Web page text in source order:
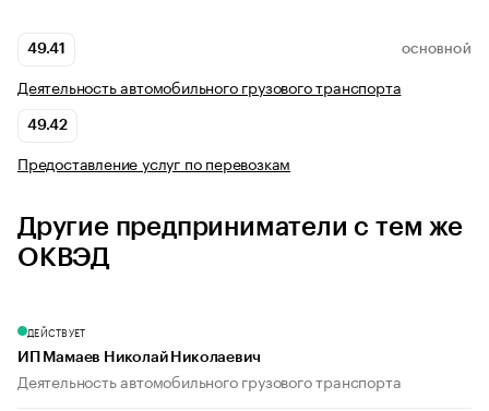
49.41 ОСНОВНОЙ
Деятельность автомобильного грузового транспорта
49.42
Предоставление услуг по перевозкам
Другие предприниматели с тем же
ОКВЭД
ДЕЙСТВУЕТ
ИП Мамаев Николай Николаевич
Деятельность автомобильного грузового транспорта